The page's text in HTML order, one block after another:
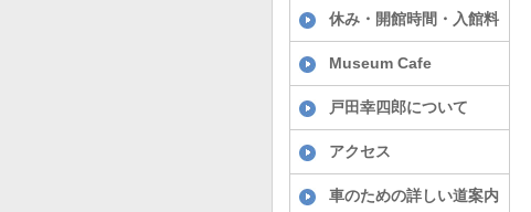
休み・開館時間・入館料
Museum Cafe
戸田幸四郎について
アクセス
車のための詳しい道案内